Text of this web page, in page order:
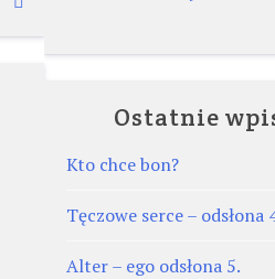
Ostatnie
Kto chce bon?
Tęczowe serce – odsłona
Alter – ego odsłona 5.